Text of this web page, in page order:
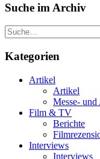
Suche im Archiv
Suche
Kategorien
Artikel
Artikel
Messe- und
Film & TV
Berichte
Interviews
Interviews